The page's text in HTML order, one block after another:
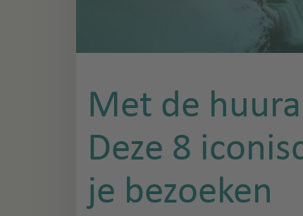
Met de
Deze 8
je bezoeken